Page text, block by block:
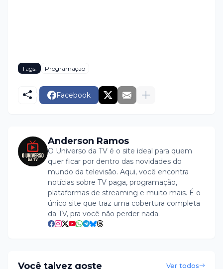
Tags: Programação
Facebook
Anderson Ramos
O Universo da TV é o site ideal para quem
quer ficar por dentro das novidades do
mundo da televisão. Aqui, você encontra
notícias sobre TV paga, programação,
plataformas de streaming e muito mais. É o
único site que traz uma cobertura completa
da TV, pra você não perder nada.
Você talvez goste Ver todos